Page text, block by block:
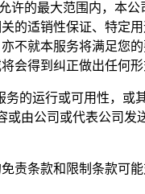
的最大范围内，本
适销性保证、特定
就本服务将满足您
会得到纠正做出任何形
的运行或可用性，
由公司或代表公司
条款和限制条款可